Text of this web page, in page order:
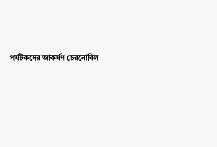
পর্যটকদের আকর্ষণ চেরনোবিল